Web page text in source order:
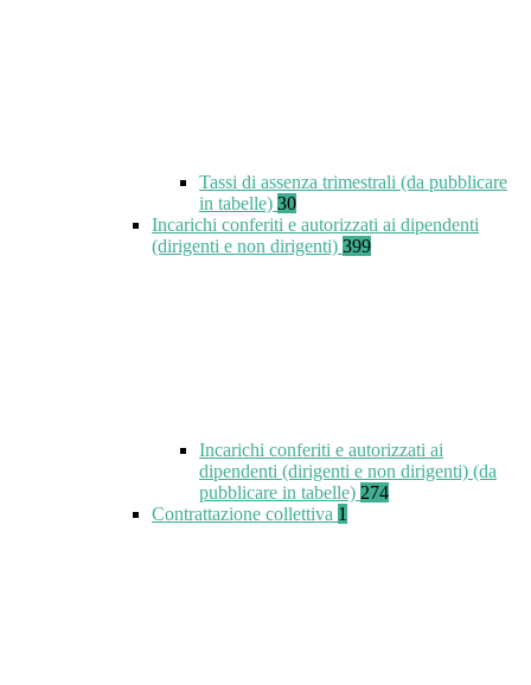
Tassi di assenza trimestrali (da pubblicare
in tabelle) 30
Incarichi conferiti e autorizzati ai dipendenti
(dirigenti e non dirigenti) 399
Incarichi conferiti e autorizzati ai
dipendenti (dirigenti e non dirigenti) (da
pubblicare in tabelle) 274
Contrattazione collettiva 1